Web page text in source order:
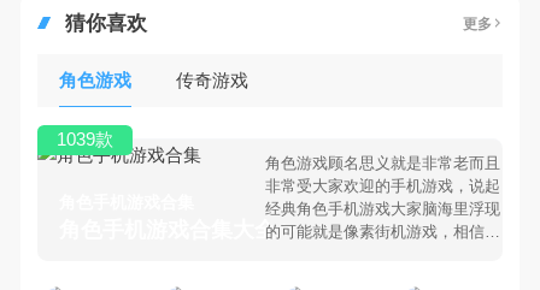
猜你喜欢 更多
角色游戏 传奇游戏
角色手机游戏合集大全 >
角色游戏顾名思义就是非常老而且
非常受大家欢迎的手机游戏，说起
经典角色手机游戏大家脑海里浮现
的可能就是像素街机游戏，相信很
1039款